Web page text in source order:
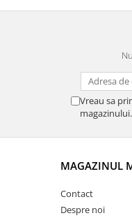
Vreau sa
MAGAZINUL
Contact
Despre noi